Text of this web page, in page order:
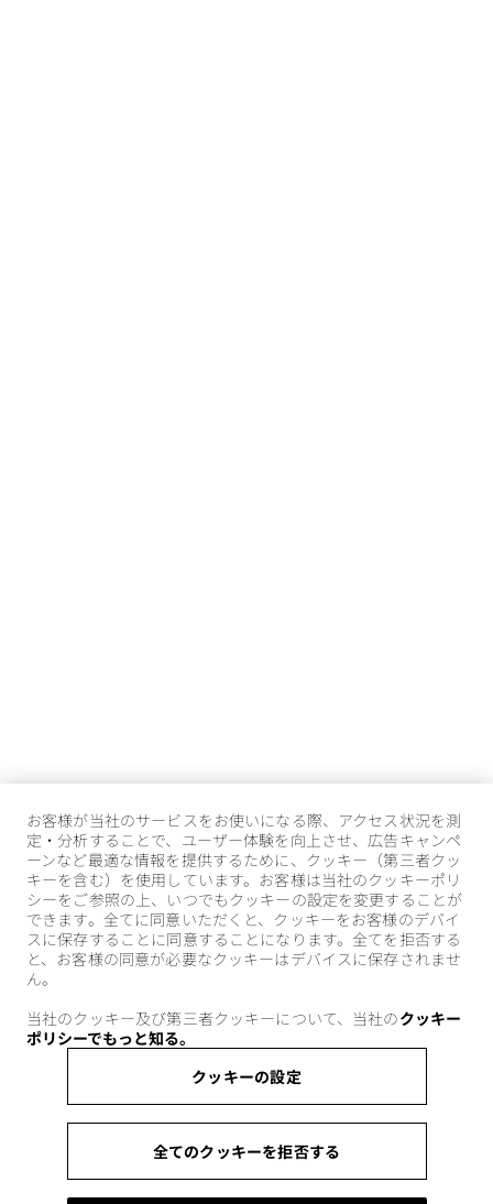
お客様が当社のサービスをお使いになる際、アクセス状況を測
定・分析することで、ユーザー体験を向上させ、広告キャンペ
ーンなど最適な情報を提供するために、クッキー（第三者クッ
キーを含む）を使用しています。お客様は当社のクッキーポリ
シーをご参照の上、いつでもクッキーの設定を変更することが
できます。全てに同意いただくと、クッキーをお客様のデバイ
スに保存することに同意することになります。全てを拒否する
と、お客様の同意が必要なクッキーはデバイスに保存されませ
ん。
当社のクッキー及び第三者クッキーについて、当社のクッキー
ポリシーでもっと知る。
クッキーの設定
全てのクッキーを拒否する